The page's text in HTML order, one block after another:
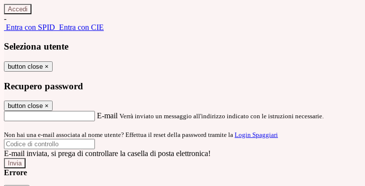
-
Entra con SPID Entra con CIE
Seleziona utente
button close ×
Recupero password
button close ×
E-mail Verrà inviato un messaggio all'indirizzo indicato con le istruzioni necessarie.
Non hai una e-mail associata al nome utente? Effettua il reset della password tramite la Login Spaggiari
E-mail inviata, si prega di controllare la casella di posta elettronica!
Errore